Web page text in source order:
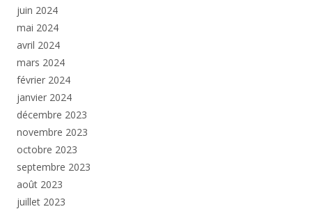
juin 2024
mai 2024
avril 2024
mars 2024
février 2024
janvier 2024
décembre 2023
novembre 2023
octobre 2023
septembre 2023
août 2023
juillet 2023